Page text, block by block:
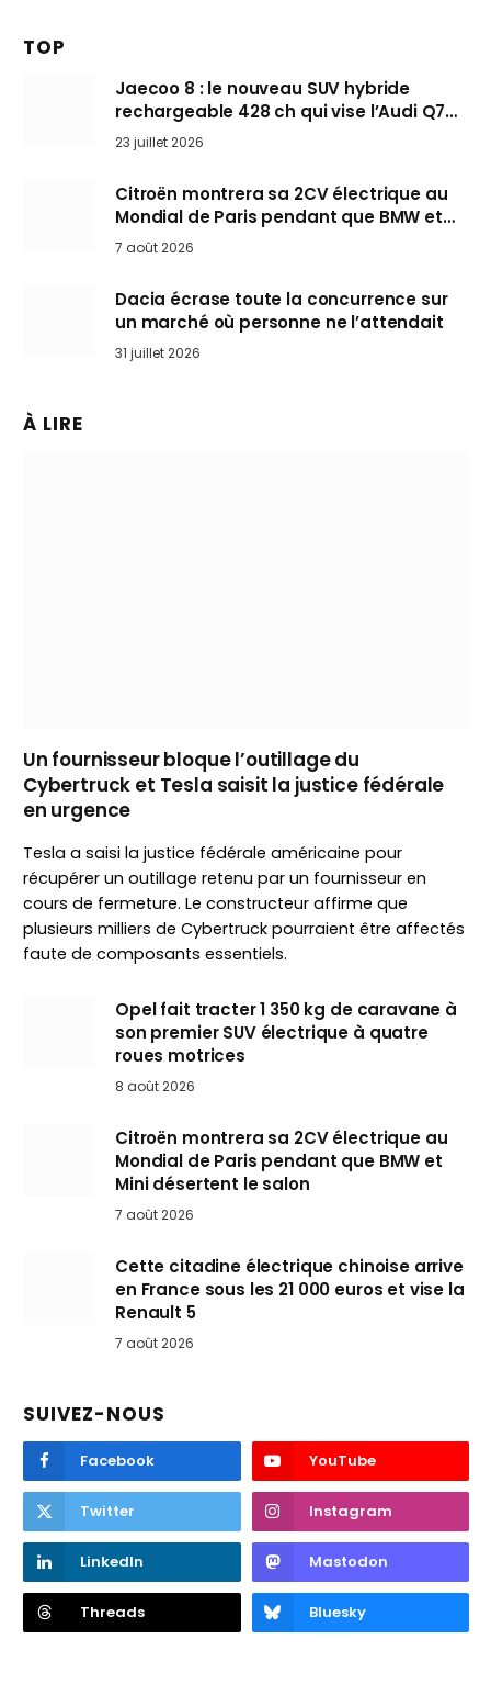
TOP
Jaecoo 8 : le nouveau SUV hybride
rechargeable 428 ch qui vise l’Audi Q7
arrive en Europe cet automne
23 juillet 2026
Citroën montrera sa 2CV électrique au
Mondial de Paris pendant que BMW et
Mini désertent le salon
7 août 2026
Dacia écrase toute la concurrence sur
un marché où personne ne l’attendait
31 juillet 2026
À LIRE
Un fournisseur bloque l’outillage du
Cybertruck et Tesla saisit la justice fédérale
en urgence
Tesla a saisi la justice fédérale américaine pour
récupérer un outillage retenu par un fournisseur en
cours de fermeture. Le constructeur affirme que
plusieurs milliers de Cybertruck pourraient être affectés
faute de composants essentiels.
Opel fait tracter 1 350 kg de caravane à
son premier SUV électrique à quatre
roues motrices
8 août 2026
Citroën montrera sa 2CV électrique au
Mondial de Paris pendant que BMW et
Mini désertent le salon
7 août 2026
Cette citadine électrique chinoise arrive
en France sous les 21 000 euros et vise la
Renault 5
7 août 2026
SUIVEZ-NOUS
Facebook YouTube
Twitter Instagram
LinkedIn Mastodon
Threads Bluesky